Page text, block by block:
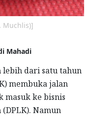
Muchlis)]
Mahadi
lebih dari satu tahun
membuka jalan
masuk ke bisnis
Namun